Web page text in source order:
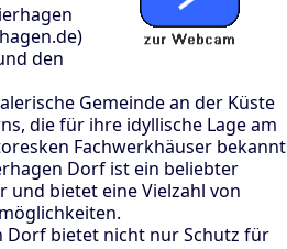
den
Gemeinde an der Küste
die für ihre idyllische Lage am
Fachwerkhäuser bekannt
Dorf ist ein beliebter
und bietet eine Vielzahl von
Dorf bietet nicht nur Schutz für